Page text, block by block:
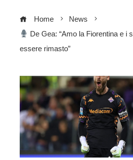
Home
News
De Gea: “Amo la Fiorentina e i
essere rimasto”